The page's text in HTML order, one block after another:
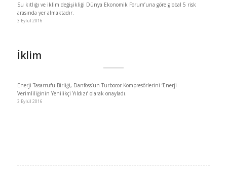
Su kıtlığı ve iklim değişikliği Dünya Ekonomik Forum’una göre global 5 risk
arasında yer almaktadır.
3 Eylül 2016
İklim
Enerji Tasarrufu Birliği, Danfoss’un Turbocor Kompresörlerini ‘Enerji
Verimliliğinin Yenilikçi Yıldızı’ olarak onayladı.
3 Eylül 2016